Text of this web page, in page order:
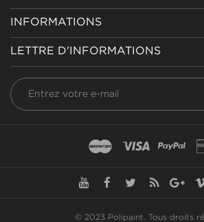
INFORMATIONS
LETTRE D'INFORMATIONS
© 2023 Polipaint. Tous droits